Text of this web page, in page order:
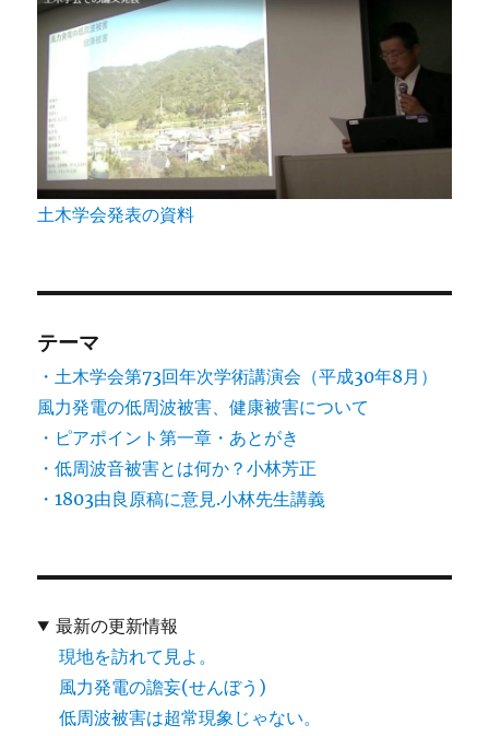
土木学会発表の資料
テーマ
・土木学会第73回年次学術講演会（平成30年8月）
風力発電の低周波被害、健康被害について
・ピアポイント第一章・あとがき
・低周波音被害とは何か？小林芳正
・1803由良原稿に意見.小林先生講義
最新の更新情報
現地を訪れて見よ。
風力発電の譫妄(せんぼう)
低周波被害は超常現象じゃない。